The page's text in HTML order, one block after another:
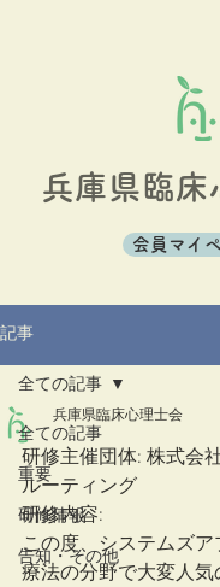
兵庫県臨床
会員マイ
記事
全ての記事
重要
研修情報
告知・その他
全ての記事
兵庫県臨床心理士会
研修主催団体: 株式会
ルーティング
研修内容:
この度、システムズ
療法の分野で大変人